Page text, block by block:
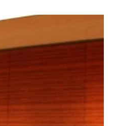
부 이중플레이 그런데, 행정안전부
국회의원선거구를 조정하지 않으
마산 + 함안 통합을 여론조사에 포함
의회, 통합추진위원회가 각각 다른